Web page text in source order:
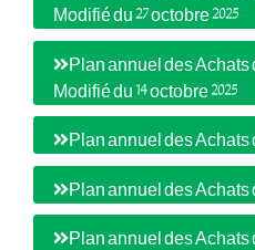
Modifié du 27 octobre 2025
Plan annuel des Achats
Modifié du 14 octobre 2025
Plan annuel des Achats
Plan annuel des Achats
Plan annuel des Achats